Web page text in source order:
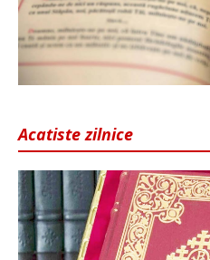
Acatiste zilnice